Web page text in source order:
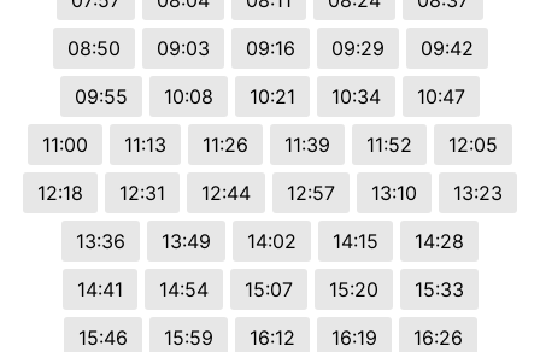
08:50
09:03 09:16 09:29
09:42
09:55
10:08 10:21 10:34
10:47
11:00
11:13 11:26 11:39 11:52
12:05
12:18
12:31 12:44 12:57 13:10
13:23
13:36
13:49 14:02 14:15
14:28
14:41
14:54 15:07 15:20
15:33
15:46
15:59 16:12 16:19
16:26